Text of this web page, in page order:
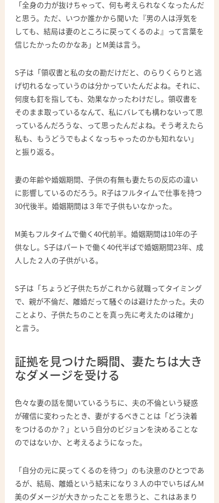
「全身の力が抜けちゃって、何も考えられなくなったんだ
と思う。ただ、いつか誰かから聞いた『男の人は浮気を
しても、結局は妻のところに戻ってくるのよ』って言葉を
信じたかったのかなあ」とM美は言う。
S子は「領収書と私の女の勘だけだと、のらりくらりと逃
げ切れるなっていうのは分かっていたんだよね。それに、
何度も釘を指しても、効果なかったわけだし。領収書を
そのまま取っているなんて、私にバレても構わないって思
っているんだろうな、って思ったんだよね。そう考えたら
私も、もうどうでもよくなっちゃったのかも知れない」
と振り返る。
妻の年齢や婚姻期間、子供の有無も妻たちの反応の違い
に影響しているのだろう。R子はフルタイムで仕事を持つ
30代後半。婚姻期間は３年で子供もいなかった。
M美もフルタイムで働く40代前半。婚姻期間は10年の子
供なし。S子はパートで働く40代半ばで婚姻期間23年、成
人した２人の子供がいる。
S子は「ちょうど子供たちがこれから就職ってタイミング
で、親が不倫だ、離婚だって騒ぐのは避けたかった。夫の
ことより、子供たちのことを真っ先に考えたのは確か」
と言う。
証拠を見つけた瞬間、妻たちは大き
なダメージを受ける
色々な妻の話を聞いているうちに、夫の不倫という疑惑
が確信に変わったとき、妻がするべきことは「どう決着
をつけるのか？」という自分のビジョンを決めることな
のではないか、と考えるようになった。
「自分の元に戻ってくるのを待つ」のも決意のひとつであ
るが、結局、離婚という結末になり３人の中でいちばんM
美のダメージが大きかったことを思うと、これはあまり